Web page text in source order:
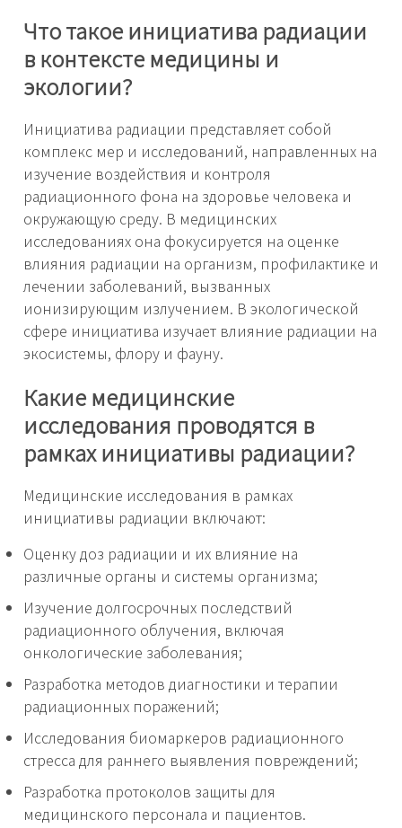
Что такое инициатива радиации
в контексте медицины и
экологии?
Инициатива радиации представляет собой
комплекс мер и исследований, направленных на
изучение воздействия и контроля
радиационного фона на здоровье человека и
окружающую среду. В медицинских
исследованиях она фокусируется на оценке
влияния радиации на организм, профилактике и
лечении заболеваний, вызванных
ионизирующим излучением. В экологической
сфере инициатива изучает влияние радиации на
экосистемы, флору и фауну.
Какие медицинские
исследования проводятся в
рамках инициативы радиации?
Медицинские исследования в рамках
инициативы радиации включают:
Оценку доз радиации и их влияние на
различные органы и системы организма;
Изучение долгосрочных последствий
радиационного облучения, включая
онкологические заболевания;
Разработка методов диагностики и терапии
радиационных поражений;
Исследования биомаркеров радиационного
стресса для раннего выявления повреждений;
Разработка протоколов защиты для
медицинского персонала и пациентов.